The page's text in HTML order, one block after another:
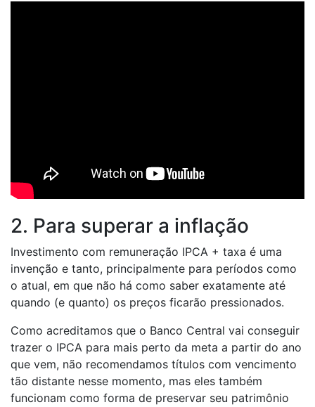
2. Para superar a inflação
Investimento com remuneração IPCA + taxa é uma
invenção e tanto, principalmente para períodos como
o atual, em que não há como saber exatamente até
quando (e quanto) os preços ficarão pressionados.
Como acreditamos que o Banco Central vai conseguir
trazer o IPCA para mais perto da meta a partir do ano
que vem, não recomendamos títulos com vencimento
tão distante nesse momento, mas eles também
funcionam como forma de preservar seu patrimônio